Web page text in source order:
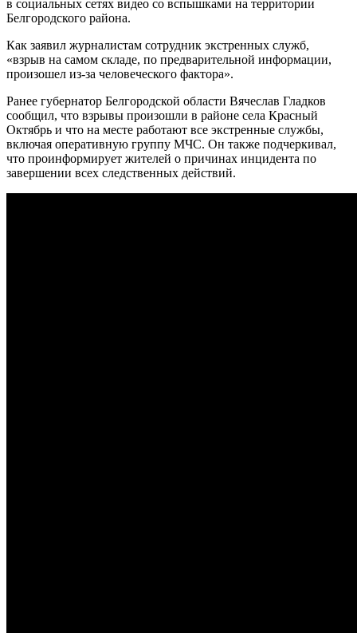
в социальных сетях видео со вспышками на территории
Белгородского района.
Как заявил журналистам сотрудник экстренных служб,
«взрыв на самом складе, по предварительной информации,
произошел из-за человеческого фактора».
Ранее губернатор Белгородской области Вячеслав Гладков
сообщил, что взрывы произошли в районе села Красный
Октябрь и что на месте работают все экстренные службы,
включая оперативную группу МЧС. Он также подчеркивал,
что проинформирует жителей о причинах инцидента по
завершении всех следственных действий.